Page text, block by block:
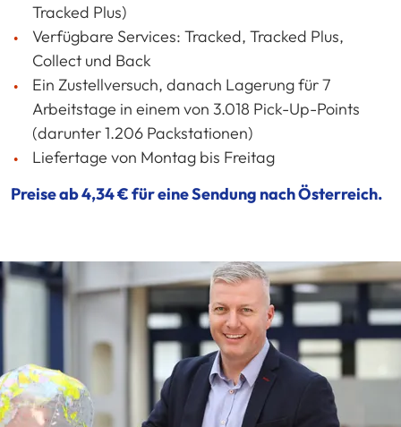
Tracked Plus)
Verfügbare Services: Tracked, Tracked Plus,
Collect und Back
Ein Zustellversuch, danach Lagerung für 7
Arbeitstage in einem von 3.018 Pick-Up-Points
(darunter 1.206 Packstationen)
Liefertage von Montag bis Freitag
Preise ab 4,34 € für eine Sendung nach Österreich.